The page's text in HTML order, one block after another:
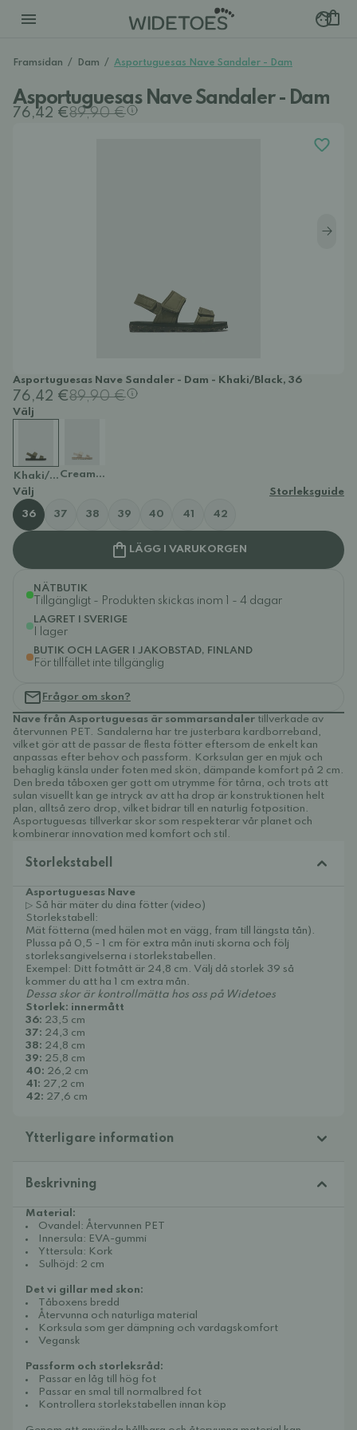
Framsidan / Dam / Asportuguesas Nave Sandaler - Dam
Asportuguesas Nave Sandaler - Dam
76,42 €89,90 €
Asportuguesas Nave Sandaler - Dam - Khaki/Black, 36
76,42 €89,90 €
Välj
Khaki/BlackCream/Natural
Välj
Storleksguide
36 37 38 39 40 41 42
LÄGG I VARUKORGEN
NÄTBUTIK
Tillgängligt - Produkten skickas inom 1 - 4 dagar
LAGRET I SVERIGE
I lager
BUTIK OCH LAGER I JAKOBSTAD, FINLAND
För tillfället inte tillgänglig
Frågor om skon?
Nave från Asportuguesas är sommarsandaler tillverkade av
återvunnen PET. Sandalerna har tre justerbara kardborreband,
vilket gör att de passar de flesta fötter eftersom de enkelt kan
anpassas efter behov och passform. Korksulan ger en mjuk och
behaglig känsla under foten med skön, dämpande komfort på 2 cm.
Den breda tåboxen ger gott om utrymme för tårna, och trots att
sulan visuellt kan ge intryck av att ha drop är konstruktionen helt
plan, alltså zero drop, vilket bidrar till en naturlig fotposition.
Asportuguesas tillverkar skor som respekterar vår planet och
kombinerar innovation med komfort och stil.
Storlekstabell
Asportuguesas Nave
▷ Så här mäter du dina fötter (video)
Storlekstabell:
Mät fötterna (med hälen mot en vägg, fram till längsta tån).
Plussa på 0,5 - 1 cm för extra mån inuti skorna och följ
storleksangivelserna i storlekstabellen.
Exempel: Ditt fotmått är 24,8 cm. Välj då storlek 39 så
kommer du att ha 1 cm extra mån.
Dessa skor är kontrollmätta hos oss på Widetoes
Storlek: innermått
36: 23,5 cm
37: 24,3 cm
38: 24,8 cm
39: 25,8 cm
40: 26,2 cm
41: 27,2 cm
42: 27,6 cm
Ytterligare information
Beskrivning
Material:
Ovandel: Återvunnen PET
Innersula: EVA-gummi
Yttersula: Kork
Sulhöjd: 2 cm
Det vi gillar med skon:
Tåboxens bredd
Återvunna och naturliga material
Korksula som ger dämpning och vardagskomfort
Vegansk
Passform och storleksråd:
Passar en låg till hög fot
Passar en smal till normalbred fot
Kontrollera storlekstabellen innan köp